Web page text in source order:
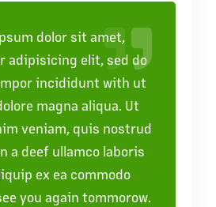
dolor sit amet,
adipisicing elit, sed do
incididunt with ut
magna aliqua. Ut
veniam, quis nostrud
a deef ullamco laboris
ex ea commodo
you again tommorow.